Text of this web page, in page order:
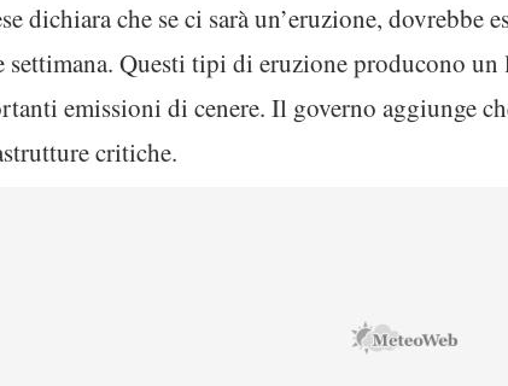
dichiara che se ci sarà un’eruzione, dovrebbe
settimana. Questi tipi di eruzione producono
emissioni di cenere. Il governo aggiunge
critiche.